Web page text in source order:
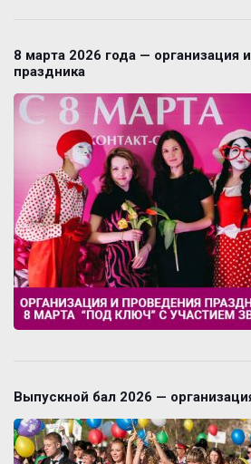
8 марта 2026 года — организация
праздника
Выпускной бал 2026 —